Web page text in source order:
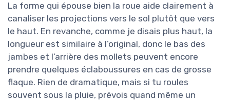
La forme qui épouse bien la roue aide clairement à
canaliser les projections vers le sol plutôt que vers
le haut. En revanche, comme je disais plus haut, la
longueur est similaire à l’original, donc le bas des
jambes et l’arrière des mollets peuvent encore
prendre quelques éclaboussures en cas de grosse
flaque. Rien de dramatique, mais si tu roules
souvent sous la pluie, prévois quand même un